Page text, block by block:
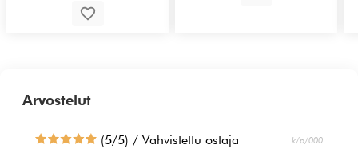
Arvostelut
(5/5) / Vahvistettu ostaja k/p/000